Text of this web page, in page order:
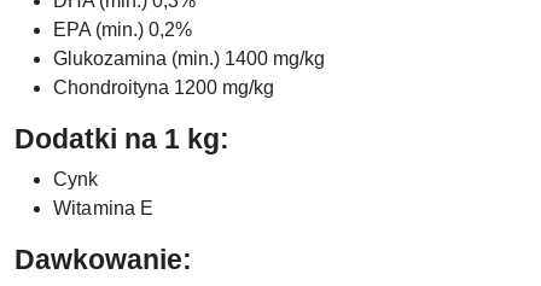
EPA (min.) 0,2%
Glukozamina (min.) 1400 mg/kg
Chondroityna 1200 mg/kg
Dodatki na 1 kg:
Cynk
Witamina E
Dawkowanie: